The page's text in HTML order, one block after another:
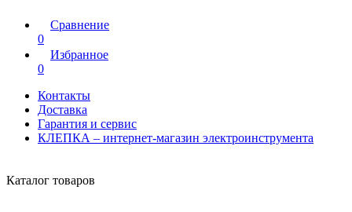
Сравнение
0
Избранное
0
Контакты
Доставка
Гарантия и сервис
КЛЕПКА – интернет-магазин электроинструмента
Каталог товаров